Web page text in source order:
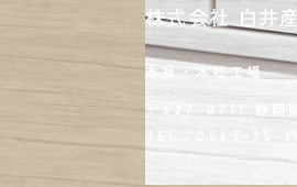
株式会社 白井
本社・本社工場
〒427-8711 静岡